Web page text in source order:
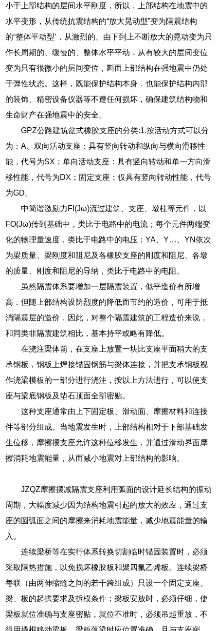
小于上部结构的层间水平刚度，所以，上部结构在地震中的
水平变形，从传统抗震结构的“放大晃动型”变为隔震结构
的“整体平动型’，从激烈的、由下到上不断放大的晃动变为只
作长周期的、缓慢的、整体水平平动．从有较大的层间变位
变为只有很微小的层间变位，斟而上部结构在强地震中仍处
于弹性状态。这样，既能保护结构本身．也能保护结构内部
的装饰、精密设备仪器等不遭任何损坏，确保建筑结构物和
生命财产在强地震中的安全。
GPZ公路建筑盆式橡胶支座的分类:1.按活动方式可以分
为：A、双向活动支座：具有竖向转动和纵向与横向滑移性
能，代号为SX；单向活动支座：具有竖向转动和单一方向滑
移性能，代号为DX；固定支座：仅具有竖向转动性能，代号
为GD。
中简谐激励力FI(Jω)流过建筑、支座、墩柱等元件，以
FO(Jω)传到基础中，类比于电路中的电流；每个元件两端变
化的物理量速度，类比于电路中的电压；YA、Y…、YN依次
为梁质量、梁刚度和阻尼及各橡胶支座的刚度和阻尼、各墩
的质量、刚度和阻尼的导纳，类比于电路中的电阻。
虽然隔震体系要增加一层隔震装置，似乎造价有所增
高．但随上部结构设防烈度的降低而节约的造价，可用于抵
消隔震层的造价．因此，对整个隔震建筑的工程造价来说，
和同类非隔震建筑相比，基本持平或略有降低。
在浇注梁体前，在支座上放置一块比支座平面稍大的支
承钢板，钢板上焊接锚固钢筋与梁体连接，并把支承钢板视
作浇梁模板的一部分进行浇注，按以上方法进行，可以使支
座与梁底钢板及垫石顶面全部密贴。
这种支座通常由上下固定板、滑动面、摩擦材料和连接
件等部分组成。当地震发生时，上部结构相对于下部基础发
生位移，摩擦摆支座允许这种位移发生，并通过滑动界面摩
擦消耗地震能量，从而减小地震对上部结构的影响。
JZQZ摩擦摆减隔震支座利用弧面的设计延长结构的振动
周期，大幅度减少因为结构地震引起的放大的效应，通过支
座的圆弧面之间的摩擦来消耗地震能量，减少地震能量的输
入。
连续梁桥等在实行体系转换切割临时锚固装置时，必须
采取隔热措施，以免损坏橡胶板和聚四氟乙烯板。连续梁桥
每联（由两伸缩缝之间的若干跨组成）只设一个固定支座。
梁、板的起拱要求及拆模条件；梁板安放时，必须仔细，使
梁板就位准确与支座密贴，就位不准时，必须吊起重放，不